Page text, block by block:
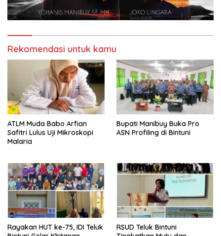
Rekomendasi untuk kamu
ATLM Muda Babo Arfian
Safitri Lulus Uji Mikroskopi
Malaria
Bupati Manibuy Buka Pro
ASN Profiling di Bintuni
Rayakan HUT ke-75, IDI Teluk
RSUD Teluk Bintuni